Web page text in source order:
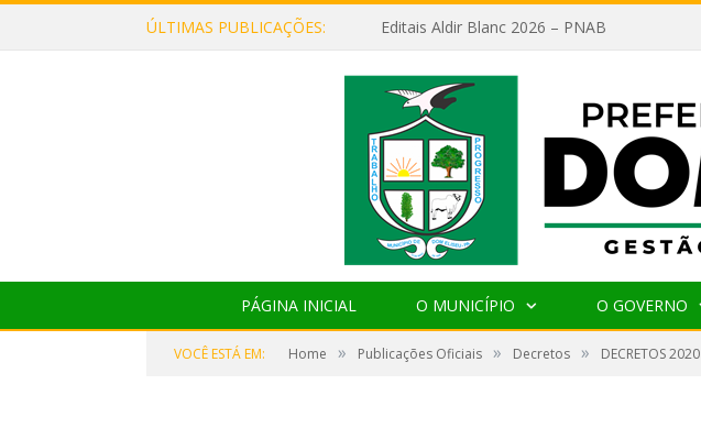
ÚLTIMAS PUBLICAÇÕES: Editais Aldir Blanc 2026 – PNAB
PÁGINA INICIAL O MUNICÍPIO O GOVERNO
VOCÊ ESTÁ EM: Home » Publicações Oficiais » Decretos » DECRETOS 2020